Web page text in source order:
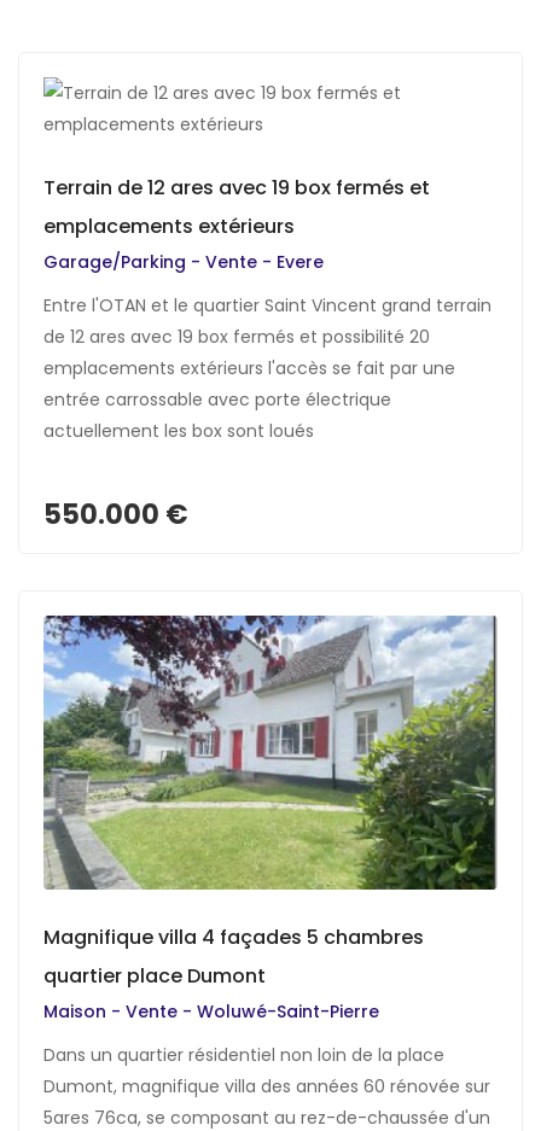
Terrain de 12 ares avec 19 box fermés et
emplacements extérieurs
Garage/Parking - Vente - Evere
Entre l'OTAN et le quartier Saint Vincent grand terrain
de 12 ares avec 19 box fermés et possibilité 20
emplacements extérieurs l'accès se fait par une
entrée carrossable avec porte électrique
actuellement les box sont loués
550.000 €
Magnifique villa 4 façades 5 chambres
quartier place Dumont
Maison - Vente - Woluwé-Saint-Pierre
Dans un quartier résidentiel non loin de la place
Dumont, magnifique villa des années 60 rénovée sur
5ares 76ca, se composant au rez-de-chaussée d'un